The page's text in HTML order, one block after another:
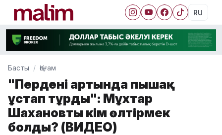
RU
Басты Қоғам
"Перденің артында пышақ
ұстап тұрды": Мұхтар
Шахановты кім өлтірмек
болды? (ВИДЕО)